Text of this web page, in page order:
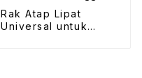
Rak Atap Lipat
Universal untuk